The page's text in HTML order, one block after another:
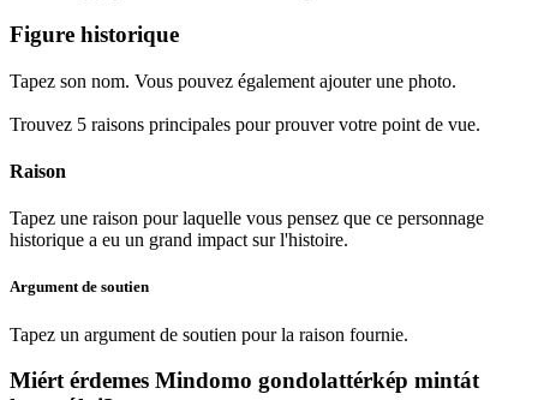
Figure historique
Tapez son nom. Vous pouvez également ajouter une photo.
Trouvez 5 raisons principales pour prouver votre point de vue.
Raison
Tapez une raison pour laquelle vous pensez que ce personnage
historique a eu un grand impact sur l'histoire.
Argument de soutien
Tapez un argument de soutien pour la raison fournie.
Miért érdemes Mindomo gondolattérkép mintát